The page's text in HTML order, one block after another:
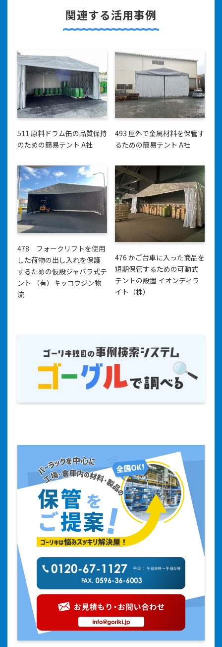
関連する活用事例
511 原料ドラム缶の品質保持
のための簡易テント A社
493 屋外で金属材料を保管す
るための簡易テント A社
478 フォークリフトを使用
した荷物の出し入れを保護
するための仮設ジャバラ式テ
ント （有）キッコウジン物
流
476 かご台車に入った商品を
短期保管するための可動式
テントの設置 イオンディラ
イト（株）